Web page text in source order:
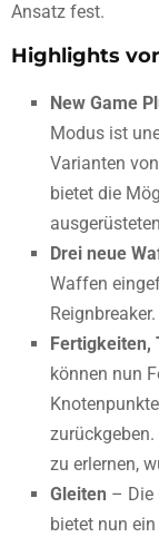
Ansatz fest.
Highlights
New Game
Modus ist
Varianten
bietet die
Drei neue
Waffen
Reignbreaker.
Fertigkeiten,
können nun
zu erlernen,
Gleiten – Die
bietet nun